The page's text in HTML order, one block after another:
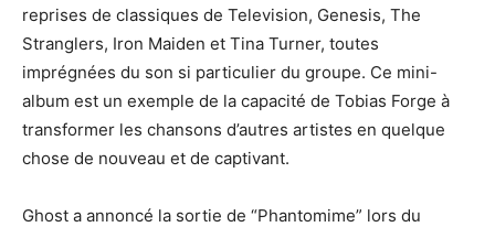
reprises de classiques de Television, Genesis, The
Stranglers, Iron Maiden et Tina Turner, toutes
imprégnées du son si particulier du groupe. Ce mini-
album est un exemple de la capacité de Tobias Forge à
transformer les chansons d’autres artistes en quelque
chose de nouveau et de captivant.
Ghost a annoncé la sortie de “Phantomime” lors du